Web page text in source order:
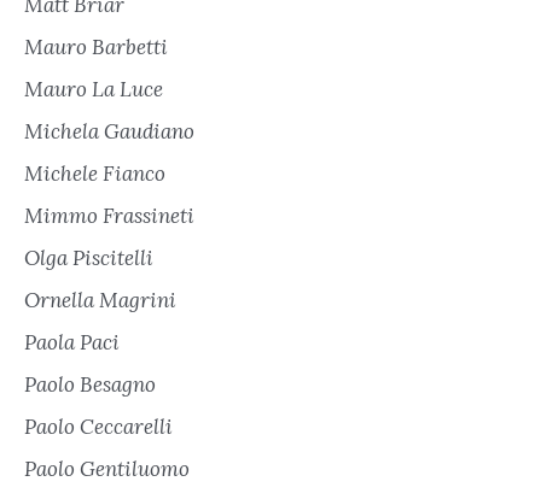
Mauro Barbetti
Mauro La Luce
Michela Gaudiano
Michele Fianco
Mimmo Frassineti
Olga Piscitelli
Ornella Magrini
Paola Paci
Paolo Besagno
Paolo Ceccarelli
Paolo Gentiluomo